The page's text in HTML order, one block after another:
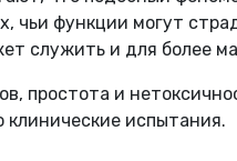
чьи функции могут
служить и для более
простота и
клинические испытания.